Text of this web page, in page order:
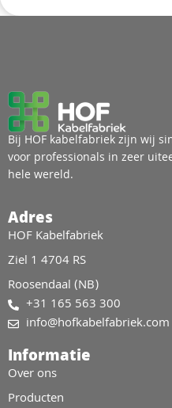
Bij HOF kabelfabriek zijn wij
voor professionals in zeer
hele wereld.
Adres
HOF Kabelfabriek
Ziel 1 4704 RS
Roosendaal (NB)
+31 165 563 300
info@hofkabelfabriek.com
Informatie
Over ons
Producten